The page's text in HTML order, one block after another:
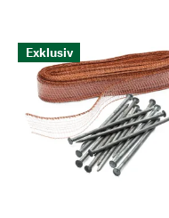
Exklusiv